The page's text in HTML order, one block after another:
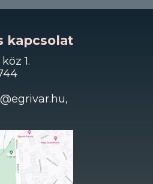
kapcsolat
1.